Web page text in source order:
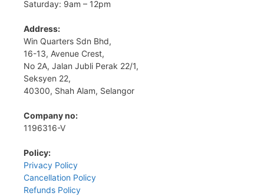
Saturday: 9am – 12pm
Address:
Win Quarters Sdn Bhd,
16-13, Avenue Crest,
No 2A, Jalan Jubli Perak 22/1,
Seksyen 22,
40300, Shah Alam, Selangor
Company no:
1196316-V
Policy:
Privacy Policy
Cancellation Policy
Refunds Policy